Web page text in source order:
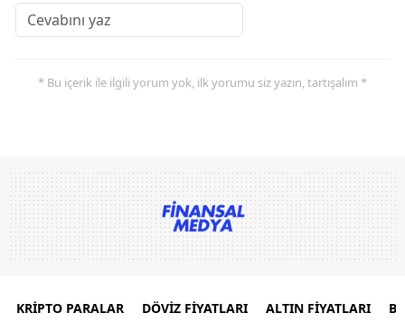
* Bu içerik ile ilgili yorum yok, ilk yorumu siz yazın, tartışalım *
KRİPTO PARALAR DÖVİZ FİYATLARI ALTIN FİYATLARI